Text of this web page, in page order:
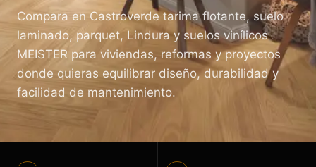
Compara en Castroverde tarima flotante, suelo
laminado, parquet, Lindura y suelos vinílicos
MEISTER para viviendas, reformas y proyectos
donde quieras equilibrar diseño, durabilidad y
facilidad de mantenimiento.